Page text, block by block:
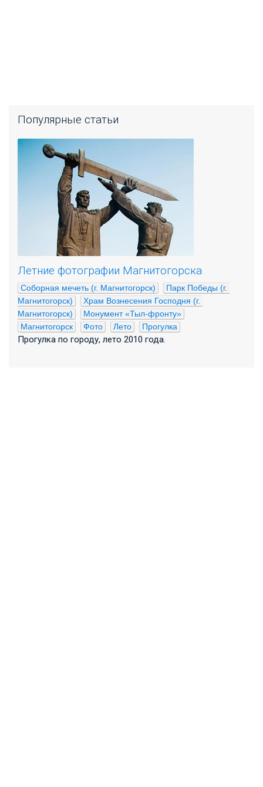
Популярные статьи
Летние фотографии Магнитогорска
Соборная мечеть (г. Магнитогорск)
Парк Победы (г.
Магнитогорск)
Храм Вознесения Господня (г.
Магнитогорск)
Монумент «Тыл-фронту»
Магнитогорск
Фото Лето Прогулка
Прогулка по городу, лето 2010 года.